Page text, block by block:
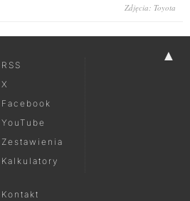
Zdjęcia: Toyota
▲
RSS
X
Facebook
YouTube
Zestawienia
Kalkulatory
Kontakt